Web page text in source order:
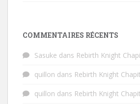
COMMENTAIRES RÉCENTS
Sasuke dans Rebirth Knight
quillon dans Rebirth Knight
quillon dans Rebirth Knight